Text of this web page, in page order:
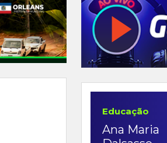
Educação
Ana Maria